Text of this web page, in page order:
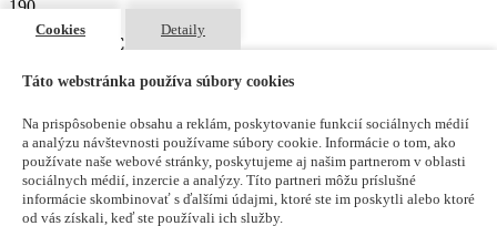
190
Bod tečenia, °C
160
Výkonnostné úrovne / Súhlasy / Normy
DIN 51524/2 HLP, DIN 51524/3 HVLP, Denison, HF-0, HF-1,
HF-2, Cincinnati Milacron P-68, P-69, P-70, SPERRY VICKERS,
I-286-S, M-2950-S, U.S. Steel 127 a 136
Cookies Detaily
Táto webstránka používa súbory cookies
Na prispôsobenie obsahu a reklám, poskytovanie funkcií sociálnych médií
a analýzu návštevnosti používame súbory cookie. Informácie o tom, ako
používate naše webové stránky, poskytujeme aj našim partnerom v oblasti
sociálnych médií, inzercie a analýzy. Títo partneri môžu príslušné
informácie skombinovať s ďalšími údajmi, ktoré ste im poskytli alebo ktoré
od vás získali, keď ste používali ich služby.